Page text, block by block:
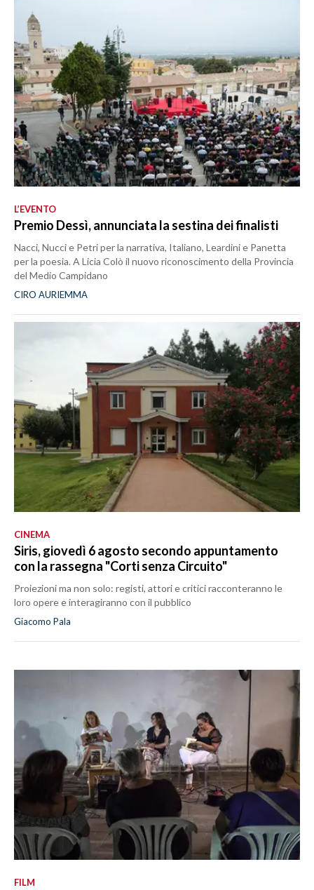
L’EVENTO
Premio Dessì, annunciata la sestina dei finalisti
Nacci, Nucci e Petri per la narrativa, Italiano, Leardini e Panetta
per la poesia. A Licia Colò il nuovo riconoscimento della Provincia
del Medio Campidano
CIRO AURIEMMA
CINEMA
Siris, giovedì 6 agosto secondo appuntamento
con la rassegna "Corti senza Circuito"
Proiezioni ma non solo: registi, attori e critici racconteranno le
loro opere e interagiranno con il pubblico
Giacomo Pala
FILM